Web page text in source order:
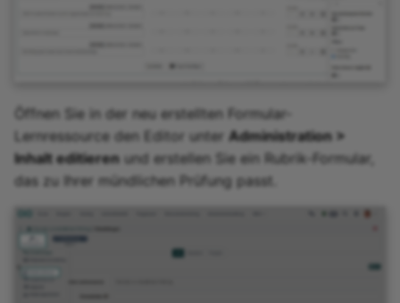
Öffnen Sie in der neu erstellten Formular-
Lernressource den Editor unter Administration >
Inhalt editieren und erstellen Sie ein Rubrik-Formular,
das zu Ihrer mündlichen Prüfung passt.